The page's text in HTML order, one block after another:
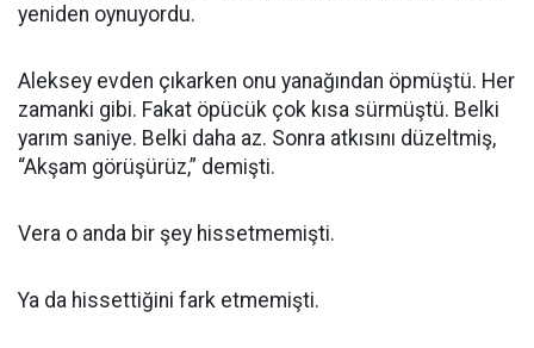
yeniden oynuyordu.
Aleksey evden çıkarken onu yanağından öpmüştü. Her
zamanki gibi. Fakat öpücük çok kısa sürmüştü. Belki
yarım saniye. Belki daha az. Sonra atkısını düzeltmiş,
“Akşam görüşürüz,” demişti.
Vera o anda bir şey hissetmemişti.
Ya da hissettiğini fark etmemişti.